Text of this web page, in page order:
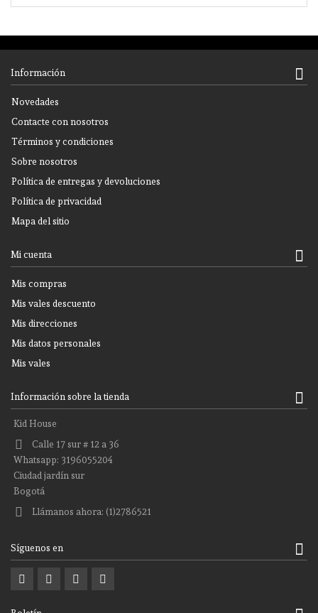
Información
Novedades
Contacte con nosotros
Términos y condiciones
Sobre nosotros
Política de entregas y devoluciones
Política de privacidad
Mapa del sitio
Mi cuenta
Mis compras
Mis vales descuento
Mis direcciones
Mis datos personales
Mis vales
Información sobre la tienda
Kid House
Calle 17 sur # 12 a 36
Whatsapp: 3196055204
Ciudad jardín sur
Bogotá
Llámanos ahora: (1)2786521
Síguenos en